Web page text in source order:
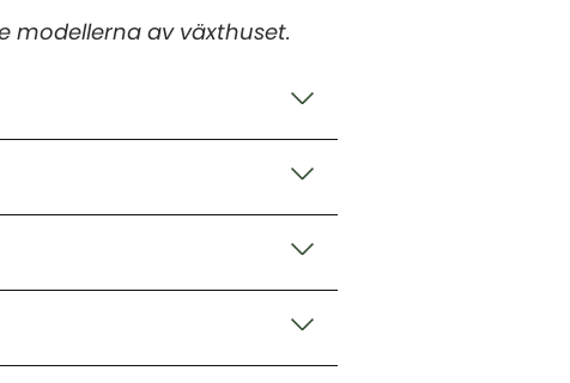
modellerna av växthuset.